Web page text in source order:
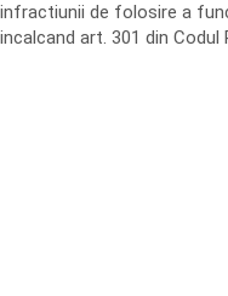
infractiunii de folosire a
incalcand art. 301 din Codul